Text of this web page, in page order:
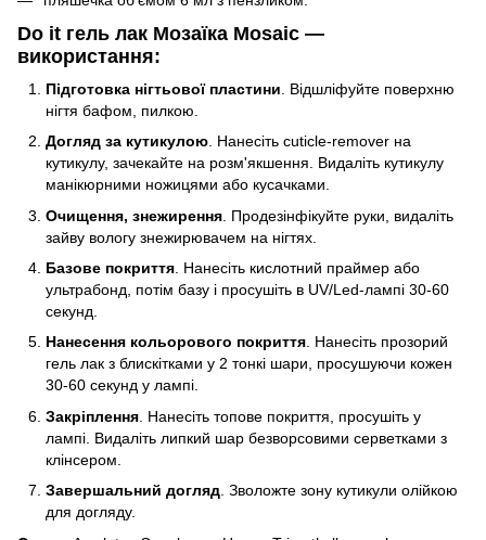
Do it гель лак Мозаїка Mosaic —
використання:
Підготовка нігтьової пластини . Відшліфуйте поверхню
нігтя бафом, пилкою.
Догляд за кутикулою . Нанесіть cuticle-remover на
кутикулу, зачекайте на розм'якшення. Видаліть кутикулу
манікюрними ножицями або кусачками.
Очищення, знежирення . Продезінфікуйте руки, видаліть
зайву вологу знежирювачем на нігтях.
Базове покриття . Нанесіть кислотний праймер або
ультрабонд, потім базу і просушіть в UV/Led-лампі 30-60
секунд.
Нанесення кольорового покриття. Нанесіть прозорий
гель лак з блискітками у 2 тонкі шари, просушуючи кожен
30-60 секунд у лампі.
Закріплення . Нанесіть топове покриття, просушіть у
лампі. Видаліть липкий шар безворсовими серветками з
клінсером.
Завершальний догляд . Зволожте зону кутикули олійкою
для догляду.